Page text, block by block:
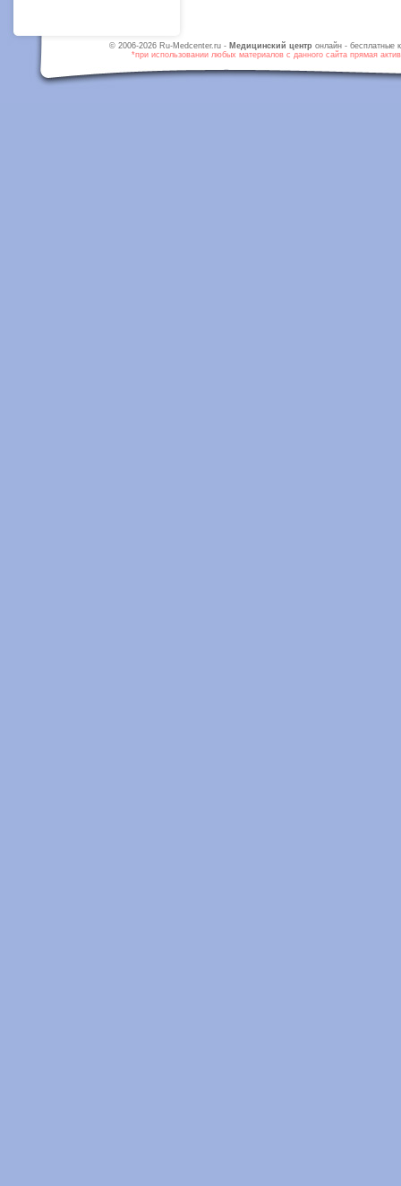
© 2006-2026 Ru-Medcenter.ru - Медицинский центр онлайн - бесплатные
*при использовании любых материалов с данного сайта прямая